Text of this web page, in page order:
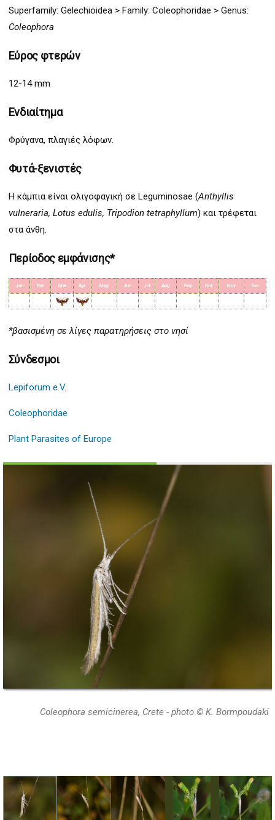
Superfamily: Gelechioidea > Family: Coleophoridae > Genus:
Coleophora
Εύρος φτερών
12-14 mm
Ενδιαίτημα
Φρύγανα, πλαγιές λόφων.
Φυτά-ξενιστές
Η κάμπια είναι ολιγοφαγική σε Leguminosae (Anthyllis
vulneraria, Lotus edulis, Tripodion tetraphyllum) και τρέφεται
στα άνθη.
Περίοδος εμφάνισης*
Jan Feb Mar Apr May Jun Jul Aug Sep Oct Nov Dec
*βασισμένη σε λίγες παρατηρήσεις στο νησί
Σύνδεσμοι
Lepiforum e.V.
Coleophoridae
Plant Parasites of Europe
Coleophora semicinerea, Crete - photo © K. Bormpoudaki